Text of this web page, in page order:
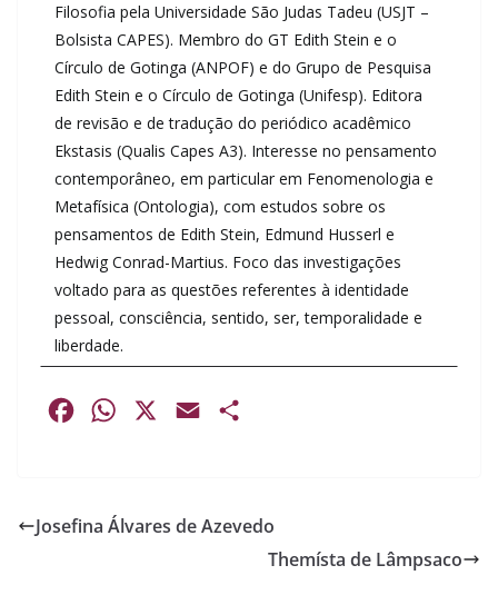
Filosofia pela Universidade São Judas Tadeu (USJT –
Bolsista CAPES). Membro do GT Edith Stein e o
Círculo de Gotinga (ANPOF) e do Grupo de Pesquisa
Edith Stein e o Círculo de Gotinga (Unifesp). Editora
de revisão e de tradução do periódico acadêmico
Ekstasis (Qualis Capes A3). Interesse no pensamento
contemporâneo, em particular em Fenomenologia e
Metafísica (Ontologia), com estudos sobre os
pensamentos de Edith Stein, Edmund Husserl e
Hedwig Conrad-Martius. Foco das investigações
voltado para as questões referentes à identidade
pessoal, consciência, sentido, ser, temporalidade e
liberdade.
W
Josefina Álvares de Azevedo
Themísta de Lâmpsaco